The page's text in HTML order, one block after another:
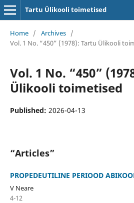
Tartu Ülikooli toimetised
Home / Archives /
Vol. 1 No. “450” (1978): Tartu Ülikooli
Vol. 1 No. “450”
Ülikooli toimetised
Published: 2026-04-13
“Articles”
PROPEDEUTILINE PERIOOD
V Neare
4-12